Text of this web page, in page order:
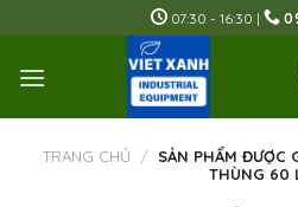
to
content
07:30 - 16:30 |
TRANG CHỦ / SẢN PHẨM ĐƯỢC
THÙNG 60